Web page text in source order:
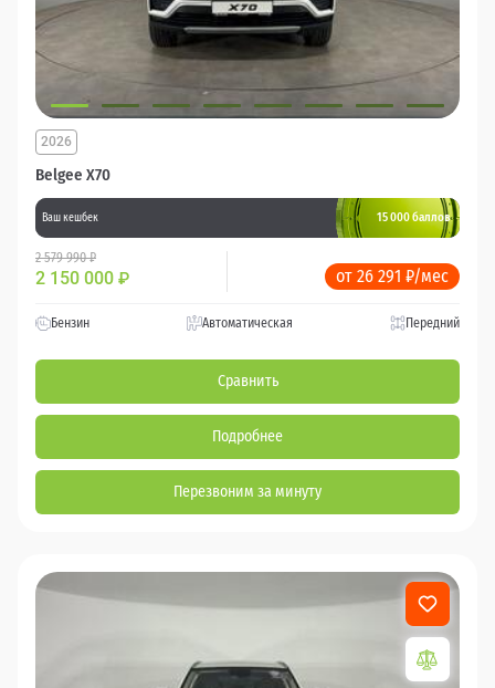
Belgee X70
2026
Ваш кешбек 15 000 баллов
2 579 990 ₽
2 150 000 ₽ от 26 291 ₽/мес
Бензин Автоматическая Передний
Сравнить
Подробнее
Перезвоним за минуту